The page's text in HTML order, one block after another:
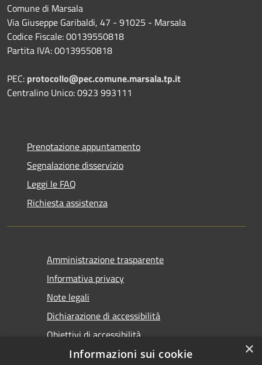
Comune di Marsala
Via Giuseppe Garibaldi, 47 - 91025 - Marsala
Codice Fiscale: 00139550818
Partita IVA: 00139550818
PEC: protocollo@pec.comune.marsala.tp.it
Centralino Unico: 0923 993111
Prenotazione appuntamento
Segnalazione disservizio
Leggi le FAQ
Richiesta assistenza
Amministrazione trasparente
Informativa privacy
Note legali
Dichiarazione di accessibilità
Obiettivi di accessibilità
×
Informazioni sui cookie